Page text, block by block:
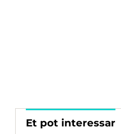
Et pot interessar